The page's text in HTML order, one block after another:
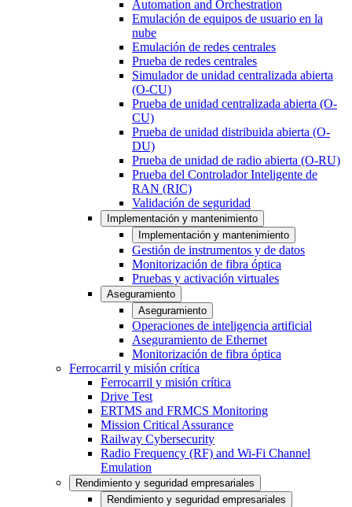
Automation and Orchestration
Emulación de equipos de usuario en la
nube
Emulación de redes centrales
Prueba de redes centrales
Simulador de unidad centralizada abierta
(O-CU)
Prueba de unidad centralizada abierta (O-
CU)
Prueba de unidad distribuida abierta (O-
DU)
Prueba de unidad de radio abierta (O-RU)
Prueba del Controlador Inteligente de
RAN (RIC)
Validación de seguridad
Implementación y mantenimiento
Implementación y mantenimiento
Gestión de instrumentos y de datos
Monitorización de fibra óptica
Pruebas y activación virtuales
Aseguramiento
Aseguramiento
Operaciones de inteligencia artificial
Aseguramiento de Ethernet
Monitorización de fibra óptica
Ferrocarril y misión crítica
Ferrocarril y misión crítica
Drive Test
ERTMS and FRMCS Monitoring
Mission Critical Assurance
Railway Cybersecurity
Radio Frequency (RF) and Wi-Fi Channel
Emulation
Rendimiento y seguridad empresariales
Rendimiento y seguridad empresariales